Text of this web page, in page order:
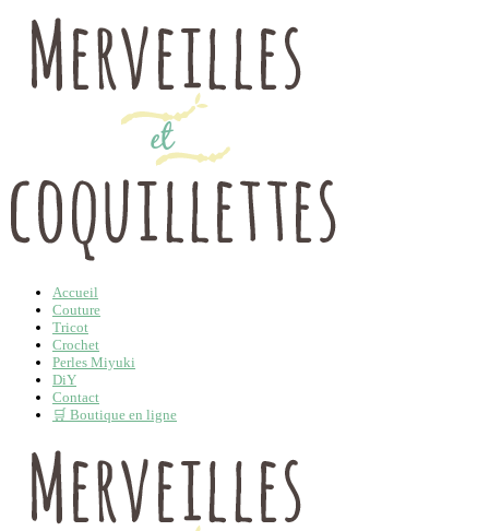
Accueil
Couture
Tricot
Crochet
Perles Miyuki
DiY
Contact
🛒 Boutique en ligne